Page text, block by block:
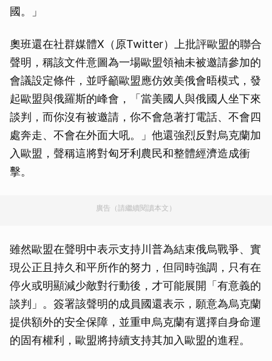
國。」
奧班還在社群媒體X（原Twitter）上批評歐盟的聯合
聲明，稱該文件意圖為一場歐盟領袖未被邀請參加的
會議設定條件，並呼籲歐盟應仿效美俄會晤模式，發
起歐盟與俄羅斯的峰會，「當美國人與俄國人坐下來
談判，而你沒有被邀請，你不會急著打電話、不會四
處奔走、不會在外面大吼。」他還強烈反對烏克蘭加
入歐盟，聲稱這將對匈牙利農民和整體經濟造成衝
擊。
廣告（請繼續閱讀本文）
雖然歐盟在聲明中表示支持川普為結束俄烏戰爭、實
現公正且持久和平所作的努力，但同時強調，只有在
停火或明顯減少敵對行動後，才可能展開「有意義的
談判」。簽署該聲明的成員國還表示，願意為烏克蘭
提供額外的安全保障，並重申烏克蘭有選擇自身命運
的固有權利，歐盟將持續支持其加入歐盟的進程。